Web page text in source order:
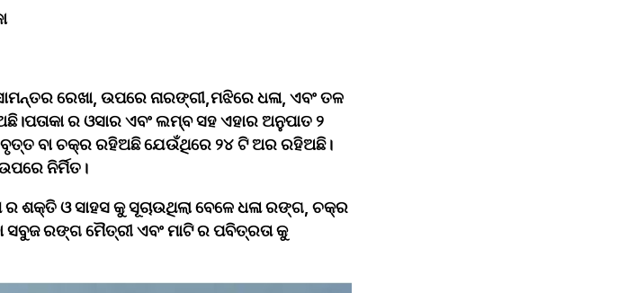
ରେଖା, ଉପରେ ନାରଙ୍ଗୀ,ମଝିରେ ଧଳା, ଏବଂ ତଳ
ର ଓସାର ଏବଂ ଲମ୍ବ ସହ ଏହାର ଅନୁପାତ ୨
ବା ଚକ୍ର ରହିଅଛି ଯେଉଁଥିରେ ୨୪ ଟି ଅର ରହିଅଛି।
ନିର୍ମିତ।﻿
ଶକ୍ତି ଓ ସାହସ କୁ ସୂଚାଉଥିଲା ବେଳେ ଧଳା ରଙ୍ଗ, ଚକ୍ର
ସବୁଜ ରଙ୍ଗ ମୈତ୍ରୀ ଏବଂ ମାଟି ର ପବିତ୍ରତା କୁ